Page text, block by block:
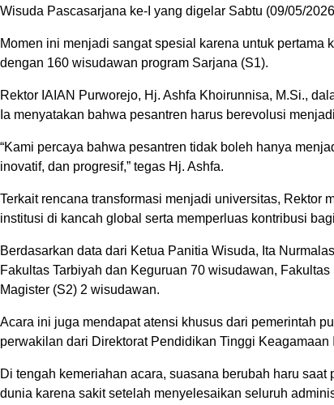
Wisuda Pascasarjana ke-I yang digelar Sabtu (09/05/
Momen ini menjadi sangat spesial karena untuk
dengan 160 wisudawan program Sarjana (S1).
Rektor IAIAN Purworejo, Hj. Ashfa Khoirunnisa, M.Si.,
Ia menyatakan bahwa pesantren harus berevolusi
“Kami percaya bahwa pesantren tidak boleh hanya
inovatif, dan progresif,” tegas Hj. Ashfa.
Terkait rencana transformasi menjadi universitas, Rektor
institusi di kancah global serta memperluas kontribusi
Berdasarkan data dari Ketua Panitia Wisuda, Ita
Fakultas Tarbiyah dan Keguruan 70 wisudawan,
Magister (S2) 2 wisudawan.
Acara ini juga mendapat atensi khusus dari pemerintah
perwakilan dari Direktorat Pendidikan Tinggi
Di tengah kemeriahan acara, suasana berubah haru
dunia karena sakit setelah menyelesaikan seluruh